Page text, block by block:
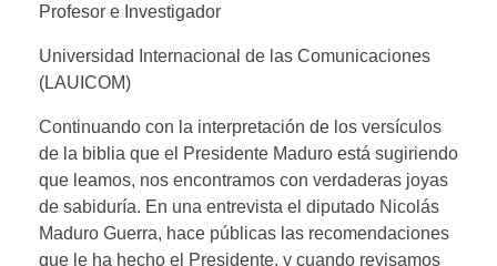
Profesor e Investigador
Universidad Internacional de las Comunicaciones
(LAUICOM)
Continuando con la interpretación de los versículos
de la biblia que el Presidente Maduro está sugiriendo
que leamos, nos encontramos con verdaderas joyas
de sabiduría. En una entrevista el diputado Nicolás
Maduro Guerra, hace públicas las recomendaciones
que le ha hecho el Presidente, y cuando revisamos